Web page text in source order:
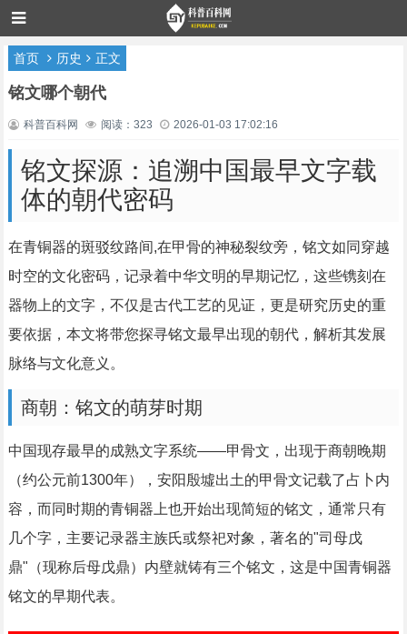
首页 历史 正文
铭文哪个朝代
科普百科网 阅读：323 2026-01-03 17:02:16
铭文探源：追溯中国最早文字载
体的朝代密码
在青铜器的斑驳纹路间,在甲骨的神秘裂纹旁，铭文如同穿越
时空的文化密码，记录着中华文明的早期记忆，这些镌刻在
器物上的文字，不仅是古代工艺的见证，更是研究历史的重
要依据，本文将带您探寻铭文最早出现的朝代，解析其发展
脉络与文化意义。
商朝：铭文的萌芽时期
中国现存最早的成熟文字系统——甲骨文，出现于商朝晚期
（约公元前1300年），安阳殷墟出土的甲骨文记载了占卜内
容，而同时期的青铜器上也开始出现简短的铭文，通常只有
几个字，主要记录器主族氏或祭祀对象，著名的"司母戊
鼎"（现称后母戊鼎）内壁就铸有三个铭文，这是中国青铜器
铭文的早期代表。